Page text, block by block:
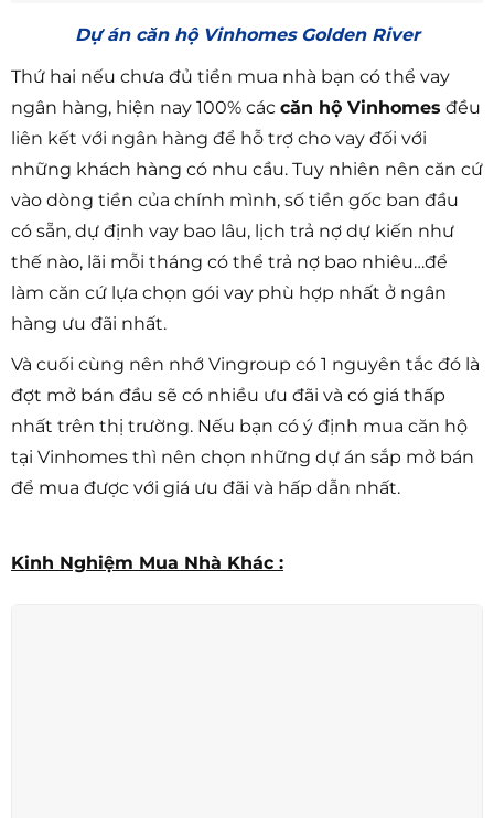
Dự án căn hộ Vinhomes Golden River
Thứ hai nếu chưa đủ tiền mua nhà bạn có thể vay
ngân hàng, hiện nay 100% các căn hộ Vinhomes đều
liên kết với ngân hàng để hỗ trợ cho vay đối với
những khách hàng có nhu cầu. Tuy nhiên nên căn cứ
vào dòng tiền của chính mình, số tiền gốc ban đầu
có sẵn, dự định vay bao lâu, lịch trả nợ dự kiến như
thế nào, lãi mỗi tháng có thể trả nợ bao nhiêu…để
làm căn cứ lựa chọn gói vay phù hợp nhất ở ngân
hàng ưu đãi nhất.
Và cuối cùng nên nhớ Vingroup có 1 nguyên tắc đó là
đợt mở bán đầu sẽ có nhiều ưu đãi và có giá thấp
nhất trên thị trường. Nếu bạn có ý định mua căn hộ
tại Vinhomes thì nên chọn những dự án sắp mở bán
để mua được với giá ưu đãi và hấp dẫn nhất.
Kinh Nghiệm Mua Nhà Khác :